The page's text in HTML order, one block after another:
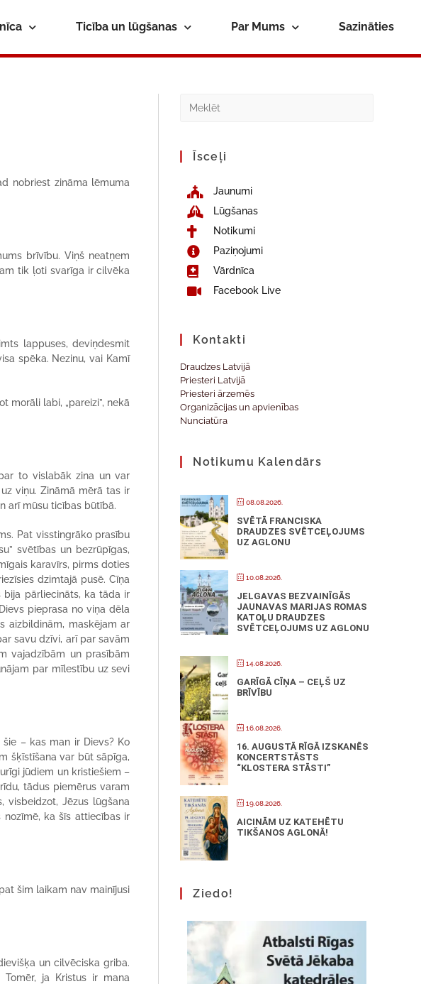
Ticība un lūgšanas Par Mums Sazināties
nobriest zināma lēmuma
brīvību. Viņš neatņem
tik ļoti svarīga ir cilvēka
lappuses, deviņdesmit
spēka. Nezinu, vai Kamī
morāli labi, „pareizi”, nekā
to vislabāk zina un var
viņu. Zināmā mērā tas ir
arī mūsu ticības būtībā.
Pat visstingrāko prasību
svētības un bezrūpīgas,
karavīrs, pirms doties
dzimtajā pusē. Cīņa
bija pārliecināts, ka tāda ir
pieprasa no viņa dēla
aizbildinām, maskējam ar
savu dzīvi, arī par savām
vajadzībām un prasībām
par mīlestību uz sevi
– kas man ir Dievs? Ko
šķīstīšana var būt sāpīga,
jūdiem un kristiešiem –
tādus piemērus varam
visbeidzot, Jēzus lūgšana
nozīmē, ka šīs attiecības ir
šim laikam nav mainījusi
un cilvēciska griba.
ja Kristus ir mana
Īsceļi
Jaunumi
Lūgšanas
Notikumi
Paziņojumi
Vārdnīca
Facebook Live
Kontakti
Draudzes Latvijā
Priesteri Latvijā
Priesteri ārzemēs
Organizācijas un apvienības
Nunciatūra
Notikumu Kalendārs
08.08.2026.
SVĒTĀ FRANCISKA
DRAUDZES SVĒTCEĻOJUMS
UZ AGLONU
10.08.2026.
JELGAVAS BEZVAINĪGĀS
JAUNAVAS MARIJAS ROMAS
KATOĻU DRAUDZES
SVĒTCEĻOJUMS UZ AGLONU
14.08.2026.
GARĪGĀ CĪŅA – CEĻŠ UZ
BRĪVĪBU
16.08.2026.
16. AUGUSTĀ RĪGĀ IZSKANĒS
KONCERTSTĀSTS
“KLOSTERA STĀSTI”
19.08.2026.
AICINĀM UZ KATEHĒTU
TIKŠANOS AGLONĀ!
Ziedo!